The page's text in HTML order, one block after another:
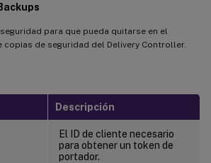
para que pueda quitarse en el
copias de seguridad del Delivery Controller.
Descripción
El ID de cliente necesario
para obtener un token de
portador.